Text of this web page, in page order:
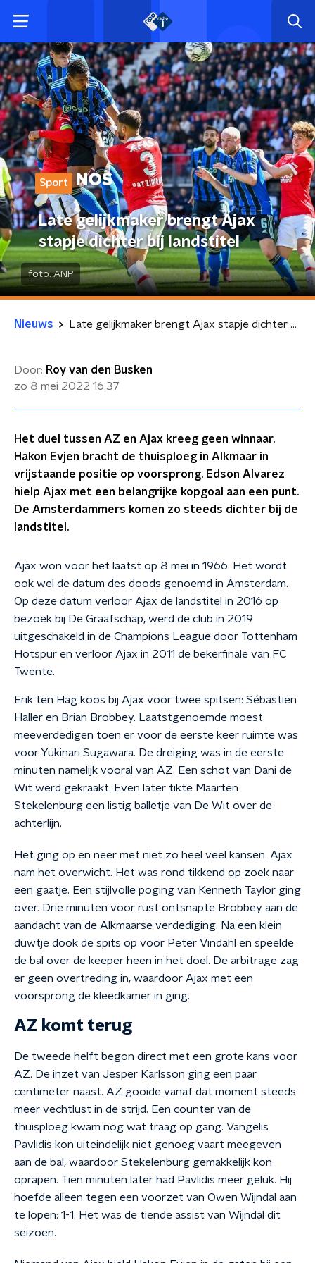
Sport
Late gelijkmaker brengt Ajax
stapje dichter bij landstitel
foto:ANP
Nieuws Late gelijkmaker brengt Ajax stapje dichter bij landstitel
Door: Roy van den Busken
zo 8 mei 2022 16:37
Het duel tussen AZ en Ajax kreeg geen winnaar.
Hakon Evjen bracht de thuisploeg in Alkmaar in
vrijstaande positie op voorsprong. Edson Alvarez
hielp Ajax met een belangrijke kopgoal aan een punt.
De Amsterdammers komen zo steeds dichter bij de
landstitel.
Ajax won voor het laatst op 8 mei in 1966. Het wordt
ook wel de datum des doods genoemd in Amsterdam.
Op deze datum verloor Ajax de landstitel in 2016 op
bezoek bij De Graafschap, werd de club in 2019
uitgeschakeld in de Champions League door Tottenham
Hotspur en verloor Ajax in 2011 de bekerfinale van FC
Twente.
Erik ten Hag koos bij Ajax voor twee spitsen: Sébastien
Haller en Brian Brobbey. Laatstgenoemde moest
meeverdedigen toen er voor de eerste keer ruimte was
voor Yukinari Sugawara. De dreiging was in de eerste
minuten namelijk vooral van AZ. Een schot van Dani de
Wit werd gekraakt. Even later tikte Maarten
Stekelenburg een listig balletje van De Wit over de
achterlijn.
Het ging op en neer met niet zo heel veel kansen. Ajax
nam het overwicht. Het was rond tikkend op zoek naar
een gaatje. Een stijlvolle poging van Kenneth Taylor ging
over. Drie minuten voor rust ontsnapte Brobbey aan de
aandacht van de Alkmaarse verdediging. Na een klein
duwtje dook de spits op voor Peter Vindahl en speelde
de bal over de keeper heen in het doel. De arbitrage zag
er geen overtreding in, waardoor Ajax met een
voorsprong de kleedkamer in ging.
AZ komt terug
De tweede helft begon direct met een grote kans voor
AZ. De inzet van Jesper Karlsson ging een paar
centimeter naast. AZ gooide vanaf dat moment steeds
meer vechtlust in de strijd. Een counter van de
thuisploeg kwam nog wat traag op gang. Vangelis
Pavlidis kon uiteindelijk niet genoeg vaart meegeven
aan de bal, waardoor Stekelenburg gemakkelijk kon
oprapen. Tien minuten later had Pavlidis meer geluk. Hij
hoefde alleen tegen een voorzet van Owen Wijndal aan
te lopen: 1-1. Het was de tiende assist van Wijndal dit
seizoen.